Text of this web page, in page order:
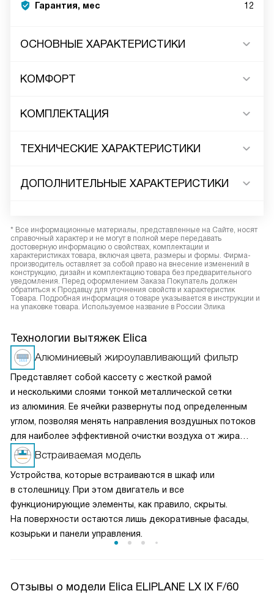
Гарантия, мес 12
ОСНОВНЫЕ ХАРАКТЕРИСТИКИ
КОМФОРТ
КОМПЛЕКТАЦИЯ
ТЕХНИЧЕСКИЕ ХАРАКТЕРИСТИКИ
ДОПОЛНИТЕЛЬНЫЕ ХАРАКТЕРИСТИКИ
* Все информационные материалы, представленные на Сайте, носят
справочный характер и не могут в полной мере передавать
достоверную информацию о свойствах, комплектации и
характеристиках товара, включая цвета, размеры и формы. Фирма-
производитель оставляет за собой право на внесение изменений в
конструкцию, дизайн и комплектацию товара без предварительного
уведомления. Перед оформлением Заказа Покупатель должен
обратиться к Продавцу для уточнения свойств и характеристик
Товара. Подробная информация о товаре указывается в инструкции и
на упаковке товара. Используемое название в России Элика
Технологии вытяжек Elica
Алюминиевый жироулавливающий фильтр
Представляет собой кассету с жесткой рамой
и несколькими слоями тонкой металлической сетки
из алюминия. Ее ячейки развернуты под определенным
углом, позволяя менять направления воздушных потоков
для наиболее эффективной очистки воздуха от жира
и микрочастиц пищи. Чаще всего такие фильтры можно
мыть в посудомоечной машине, что облегчает уход
за прибором.
Встраиваемая модель
Устройства, которые встраиваются в шкаф или
в столешницу. При этом двигатель и все
функционирующие элементы, как правило, скрыты.
На поверхности остаются лишь декоративные фасады,
козырьки и панели управления.
Отзывы о модели Elica ELIPLANE LX IX F/60